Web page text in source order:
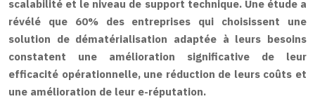
scalabilité et le niveau de support technique. Une étude a
révélé que 60% des entreprises qui choisissent une
solution de dématérialisation adaptée à leurs besoins
constatent une amélioration significative de leur
efficacité opérationnelle, une réduction de leurs coûts et
une amélioration de leur e-réputation.